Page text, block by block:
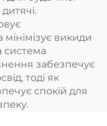
викиди
система
забезпечує
тоді як
спокій для